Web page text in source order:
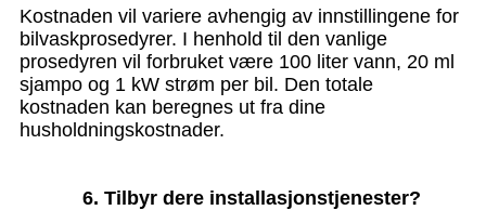
Kostnaden vil variere avhengig av innstillingene for
bilvaskprosedyrer. I henhold til den vanlige
prosedyren vil forbruket være 100 liter vann, 20 ml
sjampo og 1 kW strøm per bil. Den totale
kostnaden kan beregnes ut fra dine
husholdningskostnader.
6. Tilbyr dere installasjonstjenester?